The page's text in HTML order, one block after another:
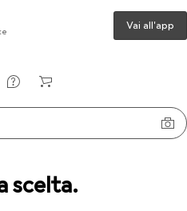
scelta.
Vai all'app
bussola a dodici lati